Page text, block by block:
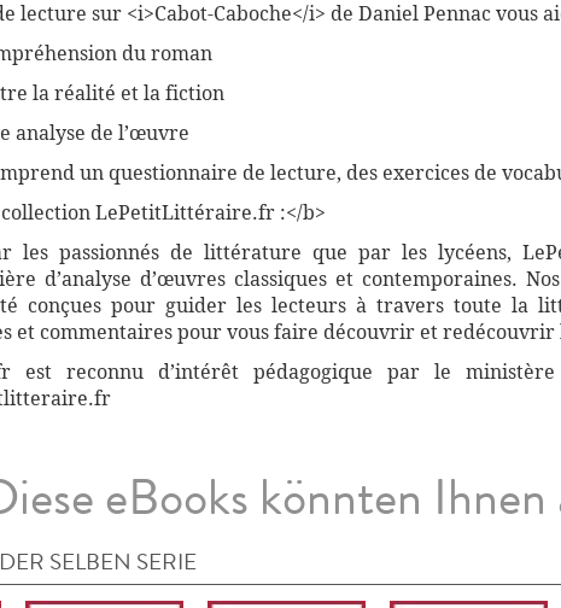
lecture sur <i>Cabot-Caboche</i> de Daniel Pennac vous
du roman
la réalité et la fiction
analyse de l’œuvre
un questionnaire de lecture, des exercices de
collection LePetitLittéraire.fr :</b>
les passionnés de littérature que par les lycéens,
d’analyse d’œuvres classiques et contemporaines.
conçues pour guider les lecteurs à travers toute la
et commentaires pour vous faire découvrir et
est reconnu d’intérêt pédagogique par le
eBooks könnten
SELBEN SERIE